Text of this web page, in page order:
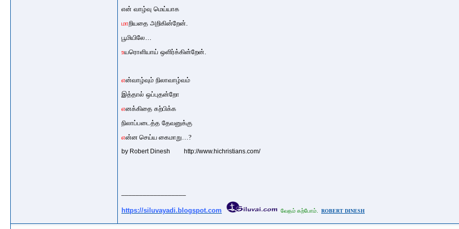
என் வாழ்வு மெய்யாக
மாறியதை அறிகின்றேன்.
பூமியிலே…
உயரொளியாய் ஒளிர்க்கின்றேன்.
என்வாழ்வும் நிலாவாழ்வம்
இத்தால் ஒப்புதன்றோ
எனக்கிதை கற்பிக்க
நிலாப்படைத்த தேவனுக்கு
என்ன செய்ய கைமாறு…?
by Robert Dinesh http://www.hichristians.com/
https://siluvayadi.blogspot.com வேதம் கற்போம். ROBERT DINESH